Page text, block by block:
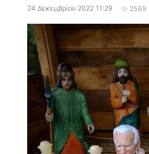
24 Δεκεμβρίου 2022 11:29 2569